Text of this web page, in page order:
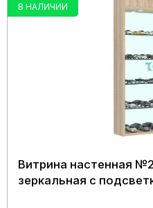
В НАЛИЧИИ
Витрина настенная
зеркальная с